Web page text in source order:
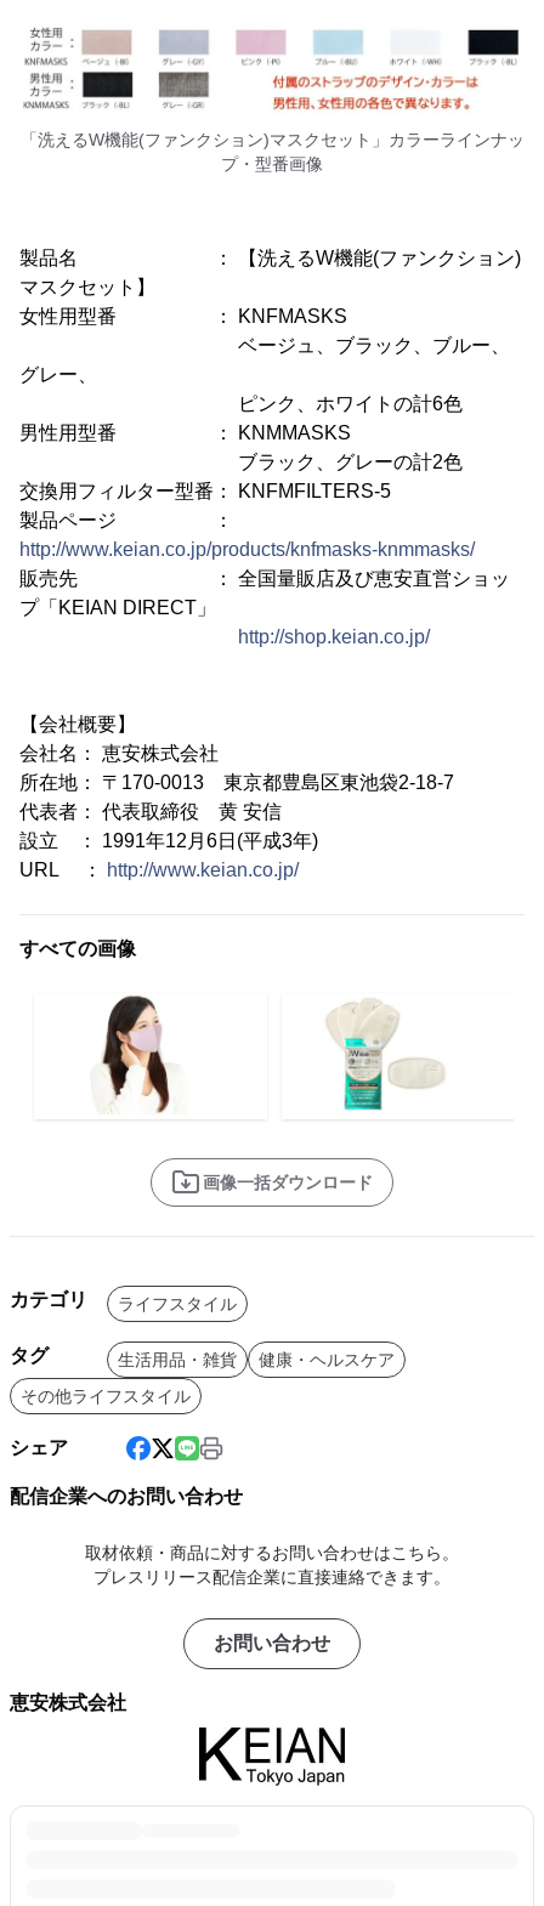
「洗えるW機能(ファンクション)マスクセット」カラーラインナッ
プ・型番画像
製品名 ： 【洗えるW機能(ファンクション)
マスクセット】
女性用型番 ： KNFMASKS
ベージュ、ブラック、ブルー、
グレー、
ピンク、ホワイトの計6色
男性用型番 ： KNMMASKS
ブラック、グレーの計2色
交換用フィルター型番： KNFMFILTERS-5
製品ページ ：
http://www.keian.co.jp/products/knfmasks-knmmasks/
販売先 ： 全国量販店及び恵安直営ショッ
プ「KEIAN DIRECT」
http://shop.keian.co.jp/
【会社概要】
会社名： 恵安株式会社
所在地： 〒170-0013 東京都豊島区東池袋2-18-7
代表者： 代表取締役 黄 安信
設立 ： 1991年12月6日(平成3年)
URL ：
http://www.keian.co.jp/
すべての画像
画像一括ダウンロード
カテゴリ ライフスタイル
タグ 生活用品・雑貨
健康・ヘルスケア
その他ライフスタイル
シェア
配信企業へのお問い合わせ
取材依頼・商品に対するお問い合わせはこちら。
プレスリリース配信企業に直接連絡できます。
お問い合わせ
恵安株式会社